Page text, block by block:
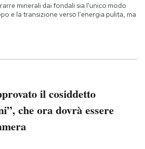
minerali dai fondali sia l'unico modo
e la transizione verso l'energia pulita, ma
il cosiddetto
che ora dovrà essere